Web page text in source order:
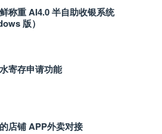
称重 AI4.0 半自助收银系统
版）
寄存申请功能
店铺 APP外卖对接